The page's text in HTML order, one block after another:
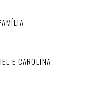
E CAROLINA